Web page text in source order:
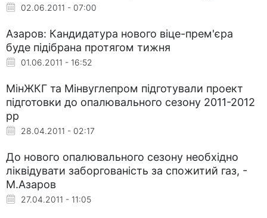
02.06.2011 - 07:00
Азаров: Кандидатура нового віце-прем'єра
буде підібрана протягом тижня
01.06.2011 - 16:52
МінЖКГ та Мінвуглепром підготували проект
підготовки до опалювального сезону 2011-2012
рр
28.04.2011 - 02:17
До нового опалювального сезону необхідно
ліквідувати заборгованість за спожитий газ, -
М.Азаров
27.04.2011 - 11:05